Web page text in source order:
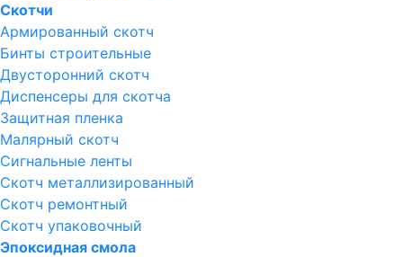
Скотчи
Армированный скотч
Бинты строительные
Двусторонний скотч
Диспенсеры для скотча
Защитная пленка
Малярный скотч
Сигнальные ленты
Скотч металлизированный
Скотч ремонтный
Скотч упаковочный
Эпоксидная смола